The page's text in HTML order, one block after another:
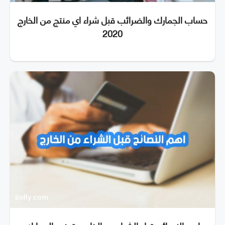
حساب الجمارك والضرائب قبل شراء اي منتج من الخارج
2020